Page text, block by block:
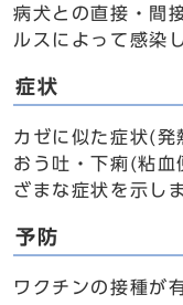
病犬との直接・間
ルスによって感染
症状
カゼに似た症状(発
おう吐・下痢(粘血
ざまな症状を示し
予防
ワクチンの接種が